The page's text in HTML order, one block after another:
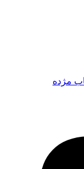
مژده